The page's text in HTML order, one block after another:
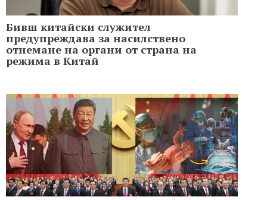
Бивш китайски служител
предупреждава за насилствено
отнемане на органи от страна на
режима в Китай